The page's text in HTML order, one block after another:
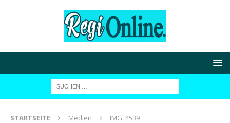
STARTSEITE Medien IMG_4539